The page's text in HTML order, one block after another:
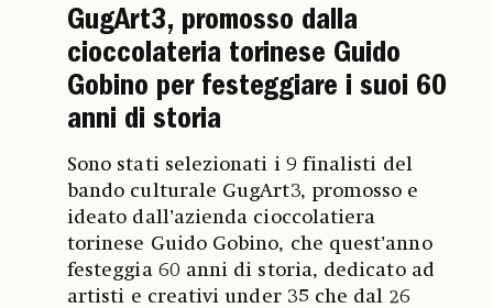
GugArt3, promosso dalla
cioccolateria torinese Guido
Gobino per festeggiare i suoi 60
anni di storia
Sono stati selezionati i 9 finalisti del
bando culturale GugArt3, promosso e
ideato dall’azienda cioccolatiera
torinese Guido Gobino, che quest’anno
festeggia 60 anni di storia, dedicato ad
artisti e creativi under 35 che dal 26